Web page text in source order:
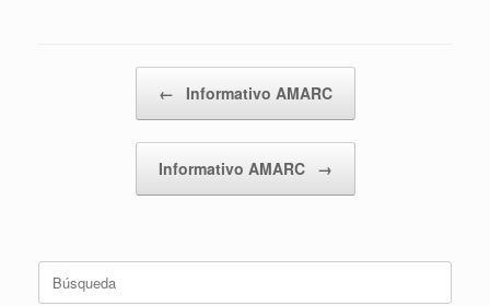
← Informativo AMARC
Informativo AMARC →